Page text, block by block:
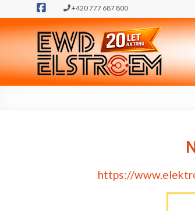
+420 777 687 800
https://